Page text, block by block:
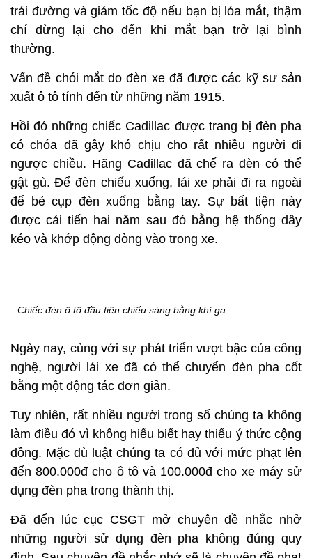
trái đường và giảm tốc độ nếu bạn bị lóa mắt, thậm
chí dừng lại cho đến khi mắt bạn trở lại bình
thường.
Vấn đề chói mắt do đèn xe đã được các kỹ sư sản
xuất ô tô tính đến từ những năm 1915.
Hồi đó những chiếc Cadillac được trang bị đèn pha
có chóa đã gây khó chịu cho rất nhiều người đi
ngược chiều. Hãng Cadillac đã chế ra đèn có thể
gật gù. Để đèn chiếu xuống, lái xe phải đi ra ngoài
để bẻ cụp đèn xuống bằng tay. Sự bất tiện này
được cải tiến hai năm sau đó bằng hệ thống dây
kéo và khớp động dòng vào trong xe.
Chiếc đèn ô tô đầu tiên chiếu sáng bằng khí ga
Ngày nay, cùng với sự phát triển vượt bậc của công
nghệ, người lái xe đã có thể chuyển đèn pha cốt
bằng một động tác đơn giản.
Tuy nhiên, rất nhiều người trong số chúng ta không
làm điều đó vì không hiểu biết hay thiếu ý thức cộng
đồng. Mặc dù luật chúng ta có đủ với mức phạt lên
đến 800.000đ cho ô tô và 100.000đ cho xe máy sử
dụng đèn pha trong thành thị.
Đã đến lúc cục CSGT mở chuyên đề nhắc nhở
những người sử dụng đèn pha không đúng quy